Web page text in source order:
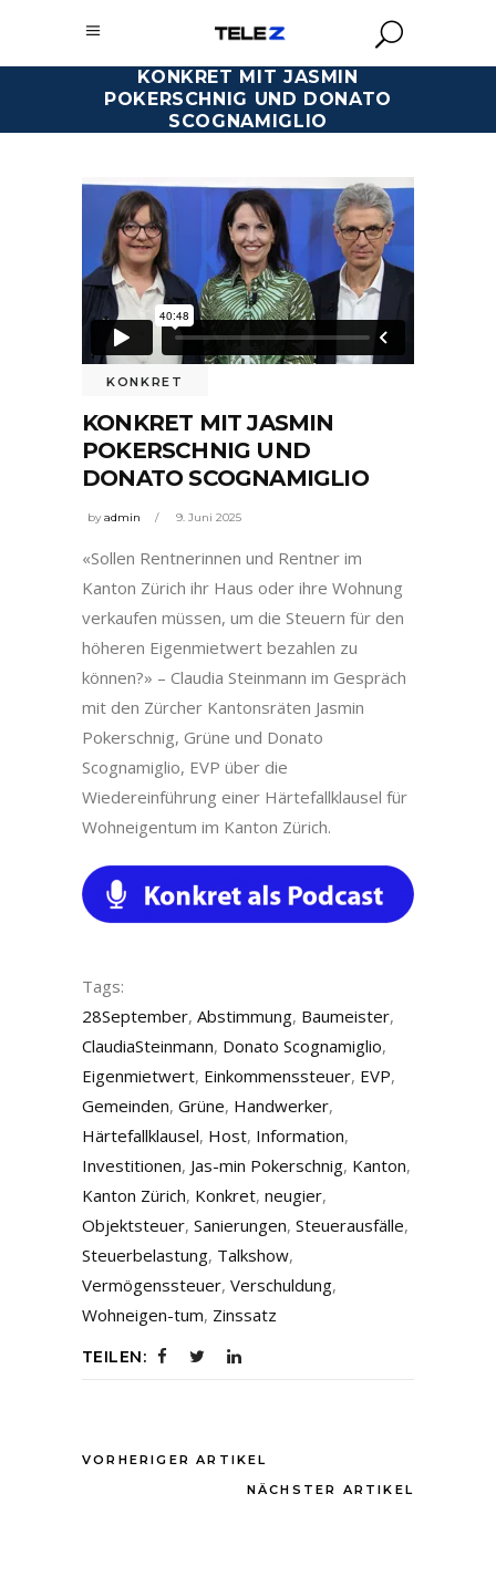
KONKRET MIT JASMIN
POKERSCHNIG UND DONATO
SCOGNAMIGLIO
KONKRET
KONKRET MIT JASMIN
POKERSCHNIG UND
DONATO SCOGNAMIGLIO
byadmin 9. Juni 2025
«Sollen Rentnerinnen und Rentner im
Kanton Zürich ihr Haus oder ihre Wohnung
verkaufen müssen, um die Steuern für den
höheren Eigenmietwert bezahlen zu
können?» – Claudia Steinmann im Gespräch
mit den Zürcher Kantonsräten Jasmin
Pokerschnig, Grüne und Donato
Scognamiglio, EVP über die
Wiedereinführung einer Härtefallklausel für
Wohneigentum im Kanton Zürich.
Tags:
28September, Abstimmung, Baumeister,
ClaudiaSteinmann, Donato Scognamiglio,
Eigenmietwert, Einkommenssteuer, EVP,
Gemeinden, Grüne, Handwerker,
Härtefallklausel, Host, Information,
Investitionen, Jas-min Pokerschnig, Kanton,
Kanton Zürich, Konkret, neugier,
Objektsteuer, Sanierungen, Steuerausfälle,
Steuerbelastung, Talkshow,
Vermögenssteuer, Verschuldung,
Wohneigen-tum, Zinssatz
TEILEN:
VORHERIGER ARTIKEL
NÄCHSTER ARTIKEL